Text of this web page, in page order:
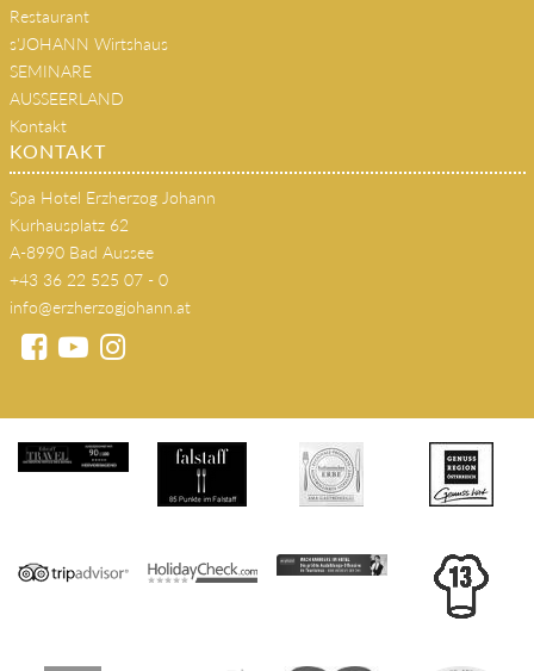
Restaurant
s'JOHANN Wirtshaus
SEMINARE
AUSSEERLAND
Kontakt
KONTAKT
Spa Hotel Erzherzog Johann
Kurhausplatz 62
A-8990 Bad Aussee
+43 36 22 525 07 - 0
info@erzherzogjohann.at